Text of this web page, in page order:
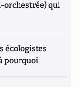
orchestrée) qui
écologistes
pourquoi